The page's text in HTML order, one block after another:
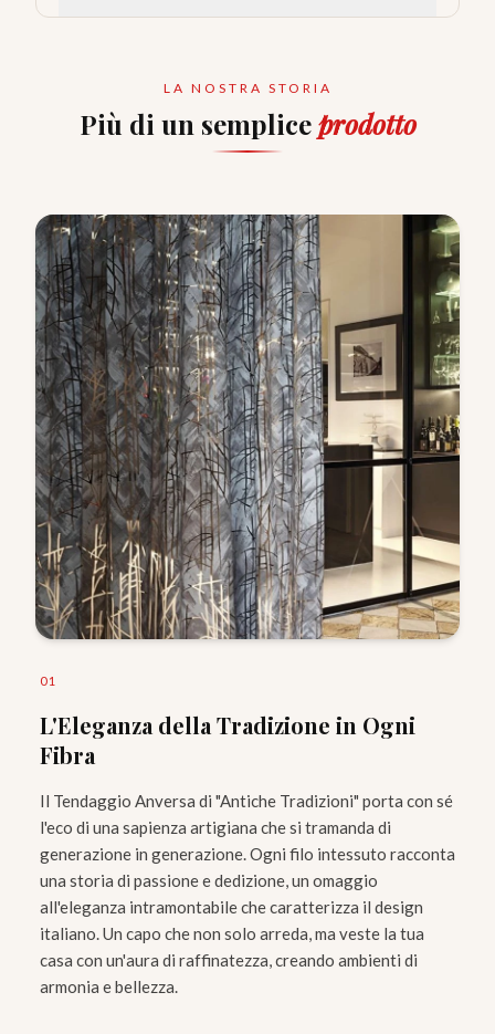
LA NOSTRA STORIA
Più di un sempliceprodotto
01
L'Eleganza della Tradizione in Ogni
Fibra
Il Tendaggio Anversa di "Antiche Tradizioni" porta con sé
l'eco di una sapienza artigiana che si tramanda di
generazione in generazione. Ogni filo intessuto racconta
una storia di passione e dedizione, un omaggio
all'eleganza intramontabile che caratterizza il design
italiano. Un capo che non solo arreda, ma veste la tua
casa con un'aura di raffinatezza, creando ambienti di
armonia e bellezza.